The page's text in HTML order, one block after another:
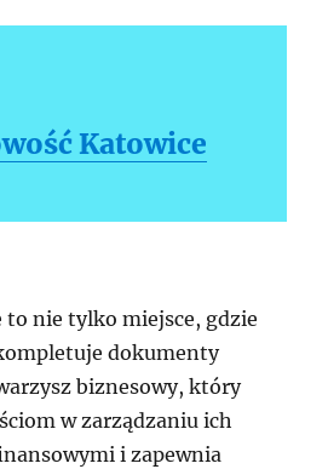
Katowice
nie tylko miejsce, gdzie
dokumenty
biznesowy, który
w zarządzaniu ich
i zapewnia